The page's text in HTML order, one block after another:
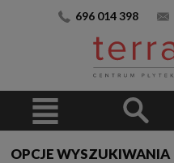
696 014 398
OPCJE WYSZUKIWANIA